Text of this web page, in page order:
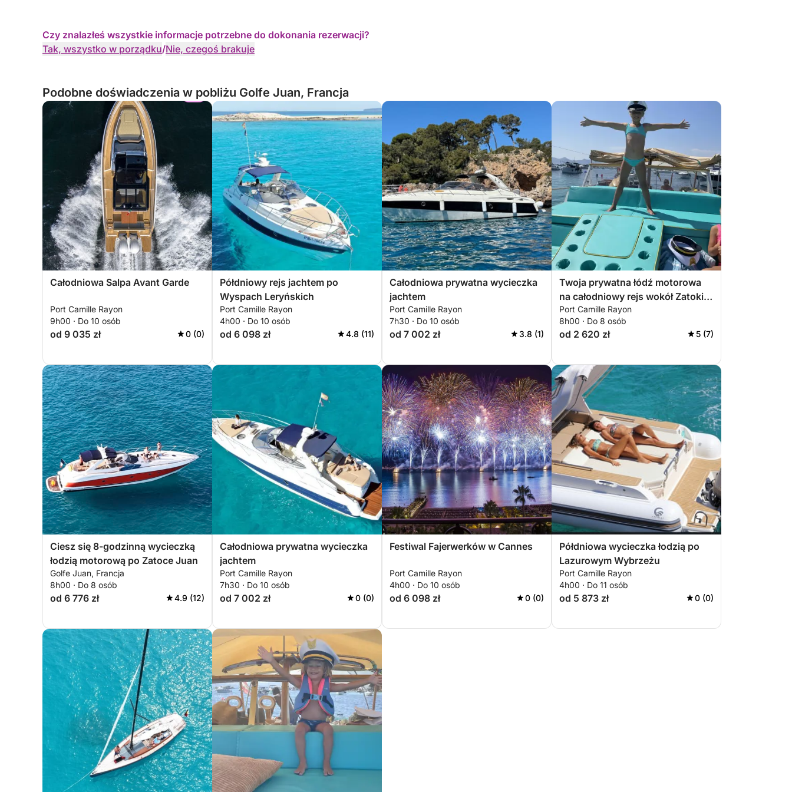
Czy znalazłeś wszystkie informacje potrzebne do dokonania rezerwacji?
Tak, wszystko w porządku/Nie, czegoś brakuje
Podobne doświadczenia w pobliżu Golfe Juan, Francja
Całodniowa Salpa Avant Garde
Port Camille Rayon
9h00 · Do 10 osób
od 9 035 zł 0 (0)
Półdniowy rejs jachtem po
Wyspach Leryńskich
Port Camille Rayon
4h00 · Do 10 osób
od 6 098 zł 4.8 (11)
Całodniowa prywatna wycieczka
jachtem
Port Camille Rayon
7h30 · Do 10 osób
od 7 002 zł 3.8 (1)
Twoja prywatna łódź motorowa
na całodniowy rejs wokół Zatoki
Juan
Port Camille Rayon
8h00 · Do 8 osób
od 2 620 zł 5 (7)
Ciesz się 8-godzinną wycieczką
łodzią motorową po Zatoce Juan
Golfe Juan, Francja
8h00 · Do 8 osób
od 6 776 zł 4.9 (12)
Całodniowa prywatna wycieczka
jachtem
Port Camille Rayon
7h30 · Do 10 osób
od 7 002 zł 0 (0)
Festiwal Fajerwerków w Cannes
Port Camille Rayon
4h00 · Do 10 osób
od 6 098 zł 0 (0)
Półdniowa wycieczka łodzią po
Lazurowym Wybrzeżu
Port Camille Rayon
4h00 · Do 11 osób
od 5 873 zł 0 (0)